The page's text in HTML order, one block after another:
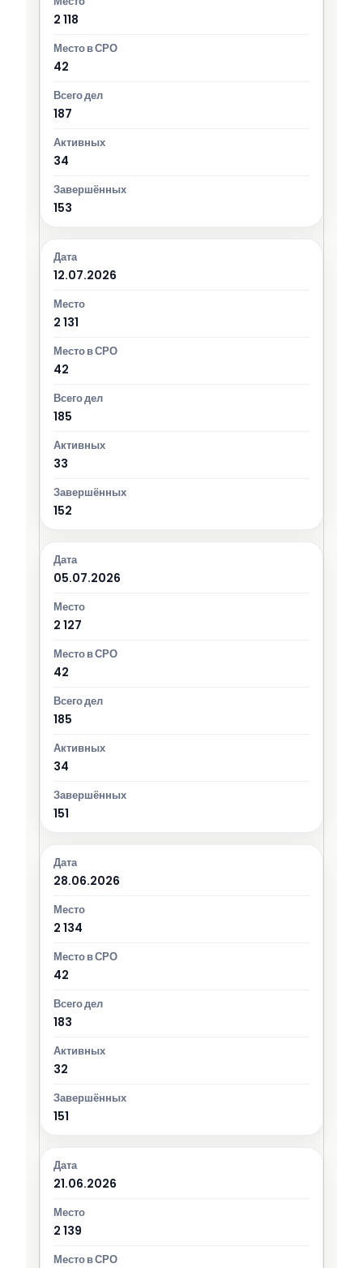
2 118
42
187
34
153
12.07.2026
2 131
42
185
33
152
05.07.2026
2 127
42
185
34
151
28.06.2026
2 134
42
183
32
151
21.06.2026
2 139